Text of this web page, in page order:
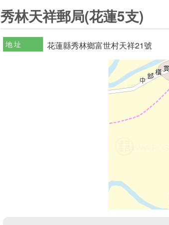
秀林天祥郵局(花蓮5支)
地址 花蓮縣秀林鄉富世村天祥21號